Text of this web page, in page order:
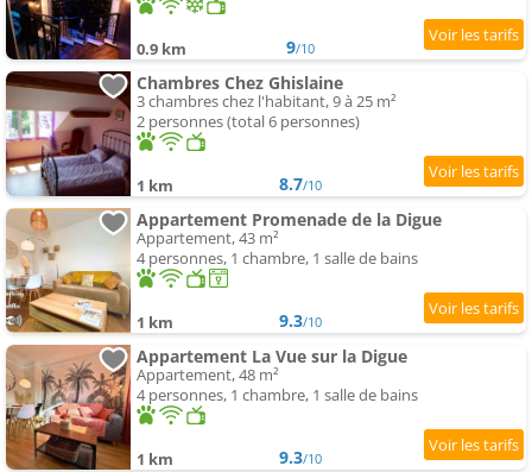
0.9 km 9/10
Chambres Chez Ghislaine
3 chambres chez l'habitant, 9 à 25 m²
2 personnes (total 6 personnes)
1 km 8.7/10
Appartement Promenade de la Digue
Appartement, 43 m²
4 personnes, 1 chambre, 1 salle de bains
1 km 9.3/10
Appartement La Vue sur la Digue
Appartement, 48 m²
4 personnes, 1 chambre, 1 salle de bains
1 km 9.3/10